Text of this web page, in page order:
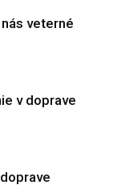
nás veterné
v doprave